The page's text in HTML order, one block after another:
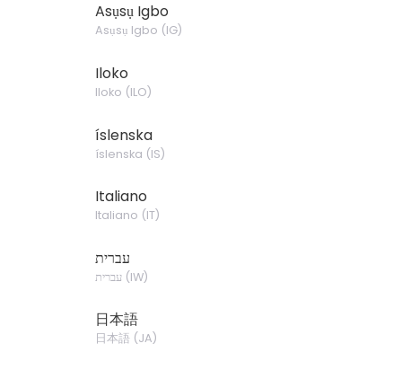
Asụsụ Igbo
Asụsụ Igbo (IG)
Iloko
Iloko (ILO)
íslenska
íslenska (IS)
Italiano
Italiano (IT)
עברית
עברית(IW)
日本語
日本語(JA)